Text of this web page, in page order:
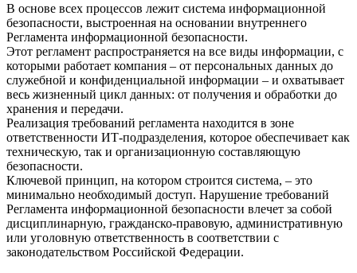
В основе всех процессов лежит система информационной
безопасности, выстроенная на основании внутреннего
Регламента информационной безопасности.
Этот регламент распространяется на все виды информации, с
которыми работает компания – от персональных данных до
служебной и конфиденциальной информации – и охватывает
весь жизненный цикл данных: от получения и обработки до
хранения и передачи.
Реализация требований регламента находится в зоне
ответственности ИТ-подразделения, которое обеспечивает как
техническую, так и организационную составляющую
безопасности.
Ключевой принцип, на котором строится система, – это
минимально необходимый доступ. Нарушение требований
Регламента информационной безопасности влечет за собой
дисциплинарную, гражданско-правовую, административную
или уголовную ответственность в соответствии с
законодательством Российской Федерации.